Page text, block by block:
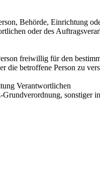
Behörde, Einrichtung
oder des
freiwillig für den
die betroffene Person zu
Verantwortlichen
sonstiger